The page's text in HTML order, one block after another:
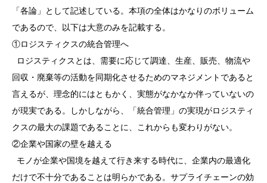
「各論」として記述している。本項の全体はかなりのボリューム
であるので、以下は大意のみを記載する。
①ロジスティクスの統合管理へ
ロジスティクスとは、需要に応じて調達、生産、販売、物流や
回収・廃棄等の活動を同期化させるためのマネジメントであると
言えるが、理念的にはともかく、実態がなかなか伴っていないの
が現実である。しかしながら、「統合管理」の実現がロジスティ
クスの最大の課題であることに、これからも変わりがない。
②企業や国家の壁を越える
モノが企業や国境を越えて行き来する時代に、企業内の最適化
だけで不十分であることは明らかである。サプライチェーンの効